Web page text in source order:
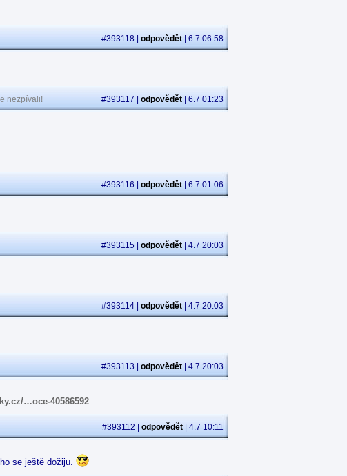
#393118 | odpovědět | 6.7 06:58
nezpívali! #393117 | odpovědět | 6.7 01:23
#393116 | odpovědět | 6.7 01:06
#393115 | odpovědět | 4.7 20:03
#393114 | odpovědět | 4.7 20:03
#393113 | odpovědět | 4.7 20:03
…oce-40586592
#393112 | odpovědět | 4.7 10:11
se ještě dožiju.